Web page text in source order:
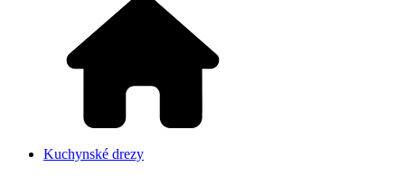
Kuchynské drezy